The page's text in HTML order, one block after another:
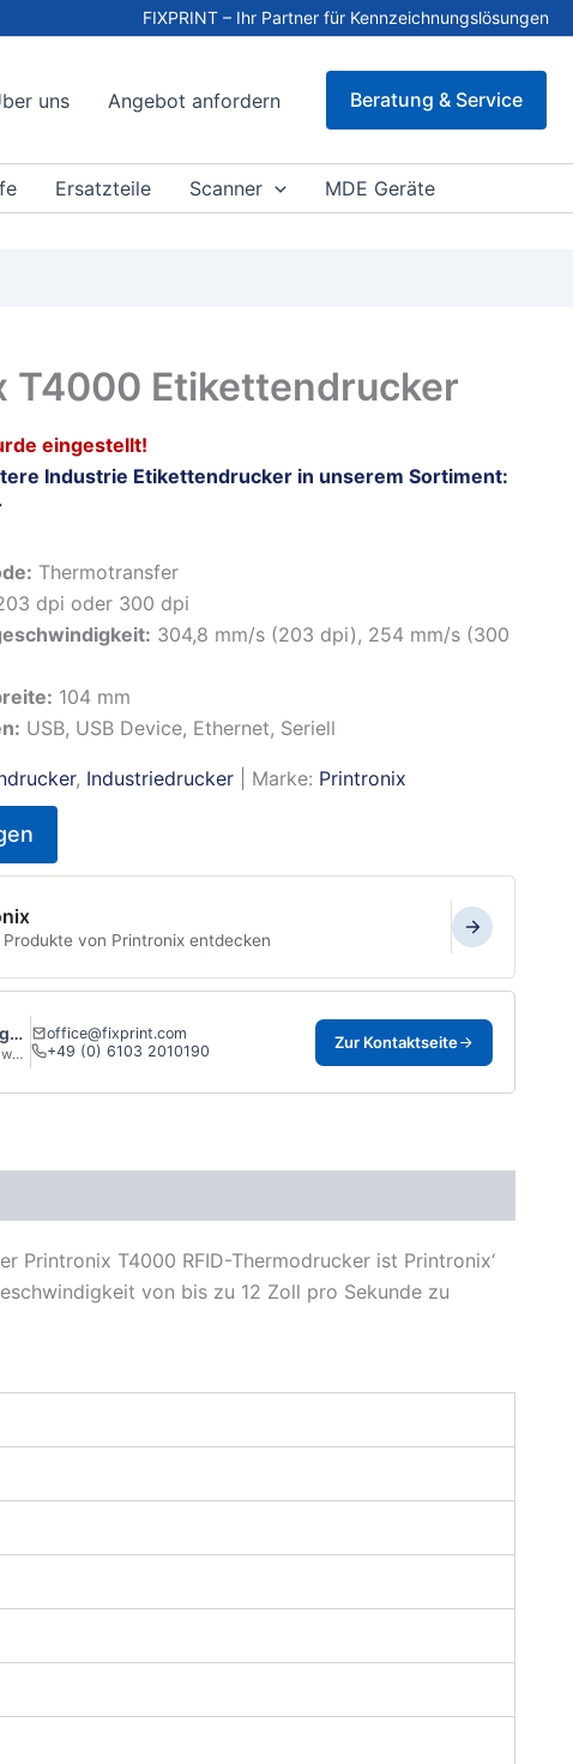
FIXPRINT – Ihr Partner für Kennzeichnungslösungen
uns Angebot anfordern Beratung & Service
Ersatzteile Scanner
MDE Geräte
T4000 Etikettendrucker
eingestellt!
Industrie Etikettendrucker in unserem Sortiment:
Thermotransfer
dpi oder 300 dpi
304,8 mm/s (203 dpi), 254 mm/s (300
104 mm
USB, USB Device, Ethernet, Seriell
, Industriedrucker| Marke: Printronix
Produkte von Printronix entdecken
Sie haben Fragen?
Wir helfen gerne weiter.
office@fixprint.com
+49 (0) 6103 2010190
Zur Kontaktseite
Printronix T4000 RFID-Thermodrucker ist Printronix‘
von bis zu 12 Zoll pro Sekunde zu